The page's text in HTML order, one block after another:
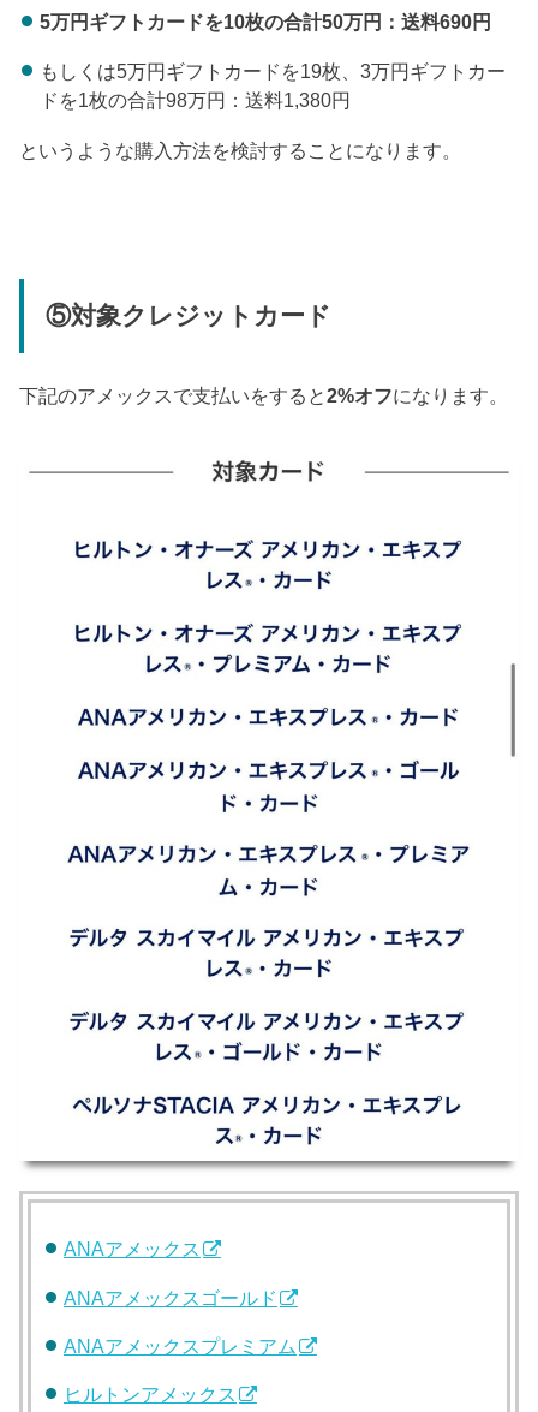
5万円ギフトカードを10枚の合計50万円：送料690円
もしくは5万円ギフトカードを19枚、3万円ギフトカー
ドを1枚の合計98万円：送料1,380円
というような購入方法を検討することになります。
⑤対象クレジットカード
下記のアメックスで支払いをすると2%オフになります。
ANAアメックス
ANAアメックスゴールド
ANAアメックスプレミアム
ヒルトンアメックス